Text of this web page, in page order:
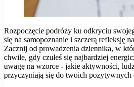
Rozpoczęcie podróży ku odkryciu
się na samopoznanie i szczerą refleksję
Zacznij od prowadzenia dziennika, w
chwile, gdy czułeś się najbardziej
uwagę na wzorce - jakie aktywności,
przyczyniają się do twoich pozytywnych